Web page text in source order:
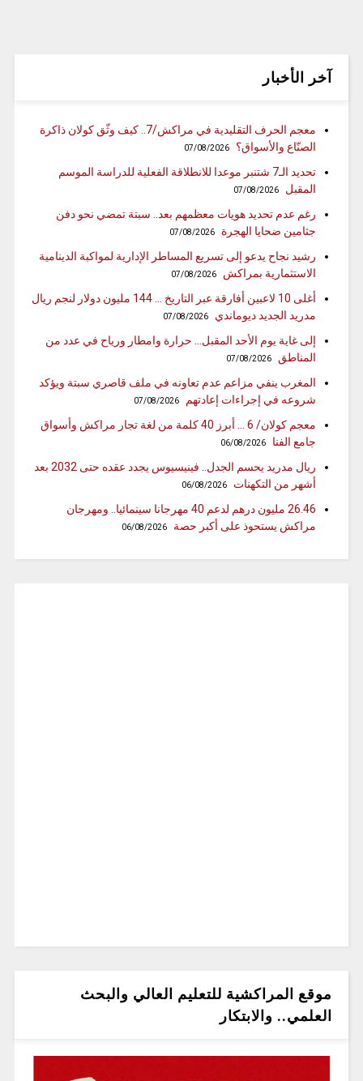
آخر الأخبار
معجم الحرف التقليدية في مراكش/7.. كيف وثّق كولان ذاكرة
الصنّاع والأسواق؟
07/08/2026
تحديد الـ7 شتنبر موعدا للانطلاقة الفعلية للدراسة الموسم
المقبل
07/08/2026
رغم عدم تحديد هويات معظمهم بعد.. سبتة تمضي نحو دفن
جثامين ضحايا الهجرة
07/08/2026
رشيد نجاح يدعو إلى تسريع المساطر الإدارية لمواكبة الدينامية
الاستثمارية بمراكش
07/08/2026
أغلى 10 لاعبين أفارقة عبر التاريخ … 144 مليون دولار لنجم ريال
مدريد الجديد ديوماندي
07/08/2026
إلى غاية يوم الأحد المقبل… حرارة وامطار ورياح في عدد من
المناطق
07/08/2026
المغرب ينفي مزاعم عدم تعاونه في ملف قاصري سبتة ويؤكد
شروعه في إجراءات إعادتهم
07/08/2026
معجم كولان/ 6 … أبرز 40 كلمة من لغة تجار مراكش وأسواق
جامع الفنا
06/08/2026
ريال مدريد يحسم الجدل.. فينيسيوس يجدد عقده حتى 2032 بعد
أشهر من التكهنات
06/08/2026
26.46 مليون درهم لدعم 40 مهرجانا سينمائيا.. ومهرجان
مراكش يستحوذ على أكبر حصة
06/08/2026
موقع المراكشية للتعليم العالي والبحث
العلمي.. والابتكار